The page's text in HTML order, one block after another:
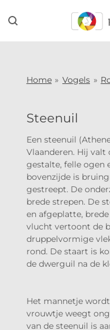
direct
Home » Vogels »
Steenuil
Een steenuil
Vlaanderen. Hij
gestalte, felle ogen
bovenzijde is
gestreept. De
brede strepen. De
en afgeplatte,
vlucht vertoont de
druppelvormige
rond. De staart is
de dwerguil na de
Het mannetje
vrouwtje weegt
van de steenuil is